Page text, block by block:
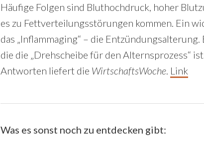
Häufige Folgen sind Bluthochdruck, hoher
es zu Fettverteilungsstörungen kommen. Ein
das „Inflammaging“ – die
die die „Drehscheibe für den Alternsprozess“
Antworten liefert die WirtschaftsWoche. Link
Was es sonst noch zu entdecken gibt: